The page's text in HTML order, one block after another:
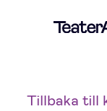
Tillbaka till